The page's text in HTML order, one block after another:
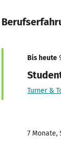
Bis heute
Turner &
7 Monate,